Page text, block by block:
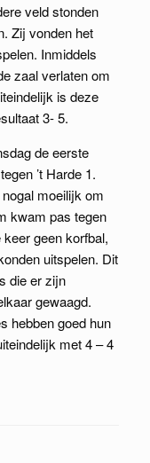
veld stonden
Zij vonden het
Inmiddels
zaal verlaten om
is deze
3- 5.
de eerste
’t Harde 1.
moeilijk om
kwam pas tegen
geen korfbal,
uitspelen. Dit
die er zijn
gewaagd.
hebben goed hun
met 4 – 4